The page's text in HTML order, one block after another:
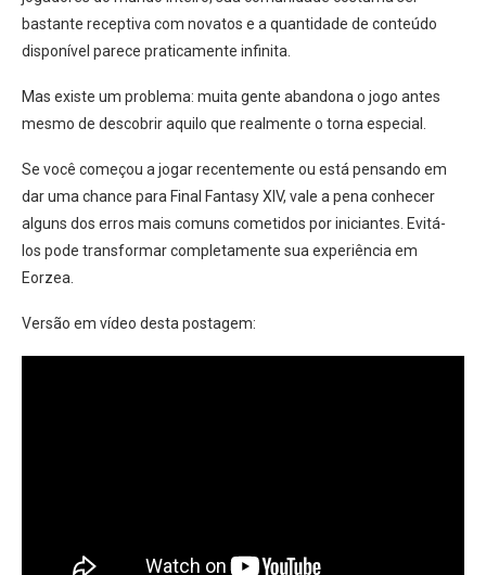
bastante receptiva com novatos e a quantidade de conteúdo
disponível parece praticamente infinita.
Mas existe um problema: muita gente abandona o jogo antes
mesmo de descobrir aquilo que realmente o torna especial.
Se você começou a jogar recentemente ou está pensando em
dar uma chance para Final Fantasy XIV, vale a pena conhecer
alguns dos erros mais comuns cometidos por iniciantes. Evitá-
los pode transformar completamente sua experiência em
Eorzea.
Versão em vídeo desta postagem: